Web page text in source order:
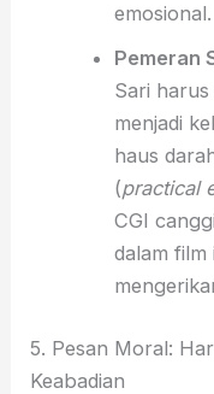
emosional.
Pemeran
Sari
menjadi
haus
(practical
CGI
dalam
5. Pesan Moral:
Keabadian